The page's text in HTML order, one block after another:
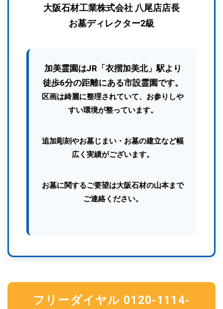
大阪石材工業株式会社 八尾店店長
お墓ディレクター2級
加美霊園はJR「衣摺加美北」駅より
徒歩6分の距離にある市設霊園です。
区画は綺麗に整理されていて、お参りしや
すい環境が整っています。
追加彫刻やお墓じまい・お墓の建立など幅
広く実績がございます。
お墓に関するご要望は大阪石材の山本まで
ご連絡ください。
フリーダイヤル 0120-1114-